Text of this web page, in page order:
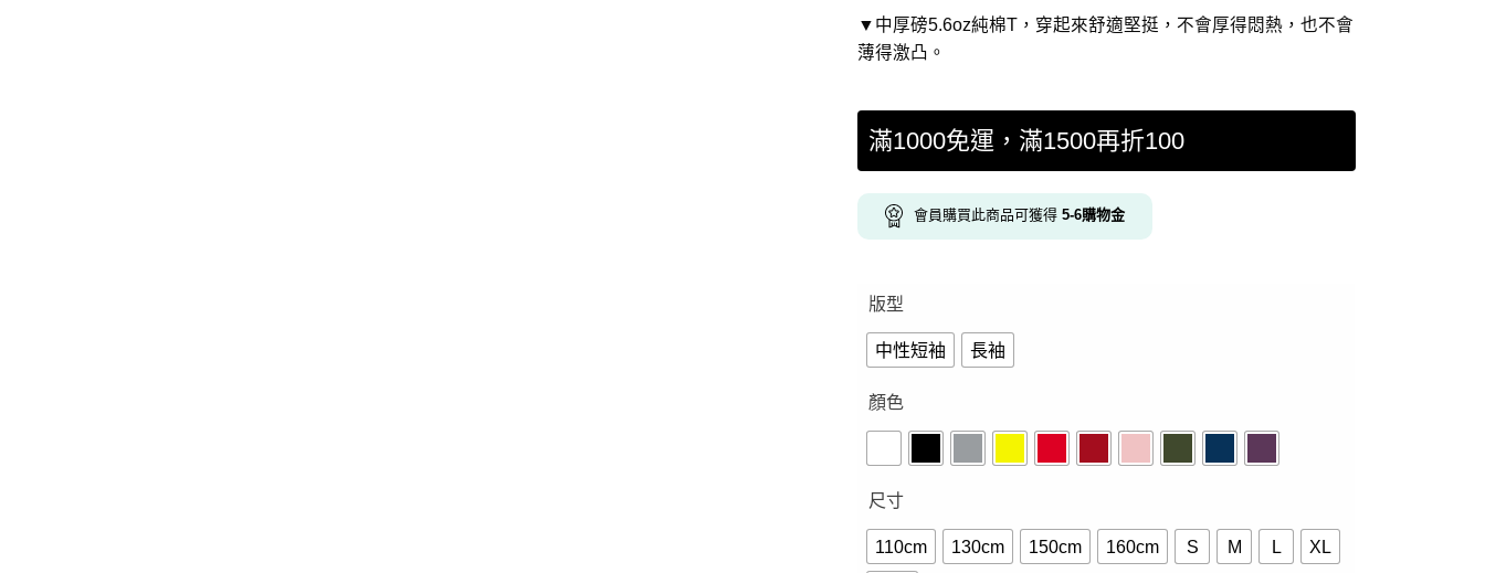
▼中厚磅5.6oz純棉T，穿起來舒適堅挺，不會厚得悶熱，也不會
薄得激凸。
滿1000免運，滿1500再折100
會員購買此商品可獲得 5-6購物金
版型
中性短袖 長袖
顏色
尺寸
110cm 130cm 150cm 160cm S M L XL